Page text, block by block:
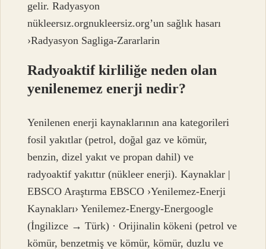
gelir. Radyasyon
nükleersız.orgnukleersiz.org’un sağlık hasarı
›Radyasyon Sagliga-Zararlarin
Radyoaktif kirliliğe neden olan
yenilenemez enerji nedir?
Yenilenen enerji kaynaklarının ana kategorileri
fosil yakıtlar (petrol, doğal gaz ve kömür,
benzin, dizel yakıt ve propan dahil) ve
radyoaktif yakıttır (nükleer enerji). Kaynaklar |
EBSCO Araştırma EBSCO ›Yenilemez-Enerji
Kaynakları› Yenilemez-Energy-Energoogle
(İngilizce → Türk) · Orijinalin kökeni (petrol ve
kömür, benzetmiş ve kömür, kömür, duzlu ve